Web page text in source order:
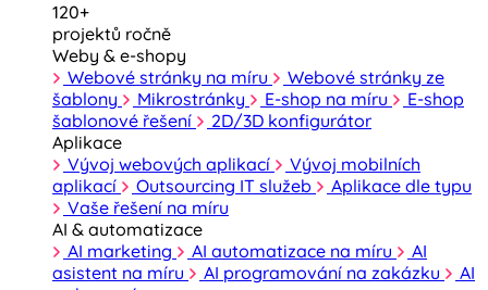
120+
projektů ročně
Weby & e-shopy
Webové stránky na míru
Webové stránky ze
šablony
Mikrostránky E-shop na míru
E-shop
šablonové řešení
2D/3D konfigurátor
Aplikace
Vývoj webových aplikací
Vývoj mobilních
aplikací
Outsourcing IT služeb
Aplikace dle typu
Vaše řešení na míru
AI & automatizace
AI marketing
AI automatizace na míru
AI
asistent na míru
AI programování na zakázku
AI